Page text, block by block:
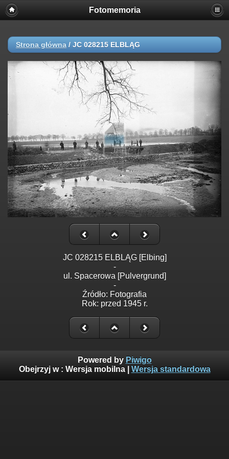
Fotomemoria
Strona główna / JC 028215 ELBLĄG
JC 028215 ELBLĄG [Elbing]
-
ul. Spacerowa [Pulvergrund]
-
Źródło: Fotografia
Rok: przed 1945 r.
Powered by Piwigo
Obejrzyj w : Wersja mobilna| Wersja standardowa